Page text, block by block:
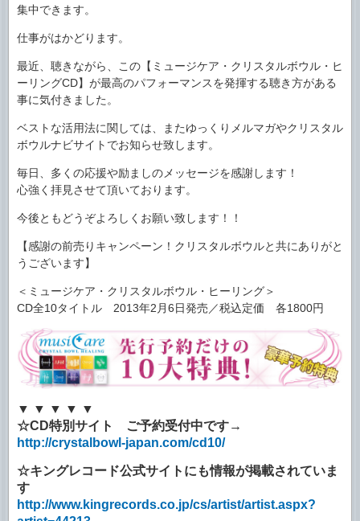
集中できます。
仕事がはかどります。
最近、聴きながら、この【ミュージケア・クリスタルボウル・ヒ
ーリングCD】が最高のパフォーマンスを発揮する聴き方がある
事に気付きました。
ベストな活用法に関しては、またゆっくりメルマガやクリスタル
ボウルナビサイトでお知らせ致します。
毎日、多くの応援や励ましのメッセージを感謝します！
心強く拝見させて頂いております。
今後ともどうぞよろしくお願い致します！！
【感謝の前売りキャンペーン！クリスタルボウルと共にありがと
うございます】
＜ミュージケア・クリスタルボウル・ヒーリング＞
CD全10タイトル 2013年2月6日発売／税込定価 各1800円
▼ ▼ ▼ ▼ ▼
☆CD特別サイト ご予約受付中です→
http://crystalbowl-japan.com/cd10/
☆キングレコード公式サイトにも情報が掲載されていま
す
http://www.kingrecords.co.jp/cs/artist/artist.aspx?